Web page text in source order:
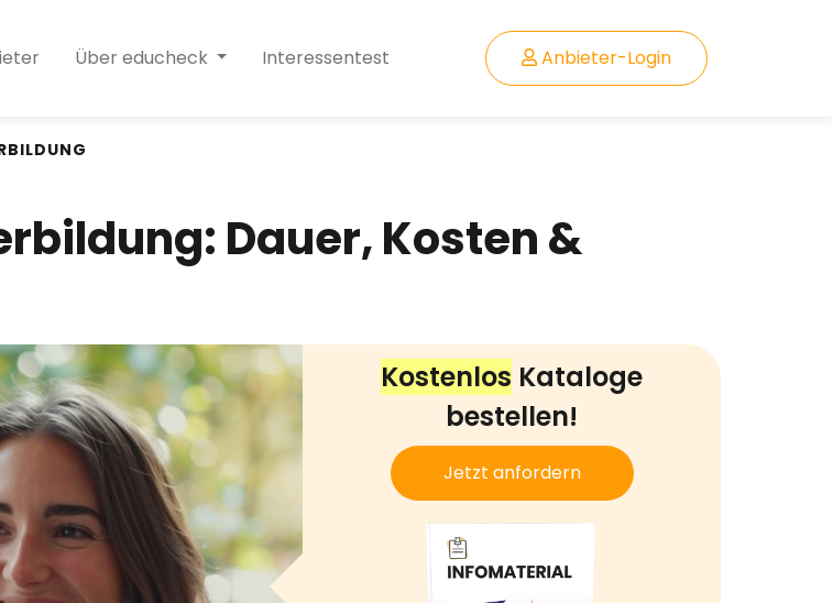
Über educheck Interessentest Anbieter-Login
Dauer, Kosten &
Kostenlos Kataloge
bestellen!
Jetzt anfordern